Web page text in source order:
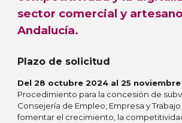
sector comercial y
Andalucía.
Plazo de solicitud
Del 28 octubre 2024 al 25
Procedimiento para la concesión de
Consejería de Empleo, Empresa y
fomentar el crecimiento, la